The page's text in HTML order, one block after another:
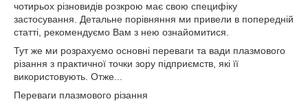
чотирьох різновидів розкрою має свою специфіку
застосування. Детальне порівняння ми привели в попередній
статті, рекомендуємо Вам з нею ознайомитися.
Тут же ми розрахуємо основні переваги та вади плазмового
різання з практичної точки зору підприємств, які її
використовують. Отже...
Переваги плазмового різання